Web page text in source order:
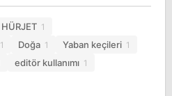
HÜRJET 1
1 Doğa 1 Yaban keçileri 1
editör kullanımı 1